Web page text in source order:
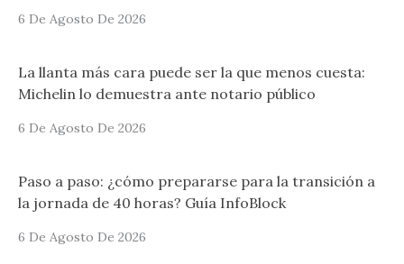
6 De Agosto De 2026
La llanta más cara puede ser la que menos cuesta:
Michelin lo demuestra ante notario público
6 De Agosto De 2026
Paso a paso: ¿cómo prepararse para la transición a
la jornada de 40 horas? Guía InfoBlock
6 De Agosto De 2026